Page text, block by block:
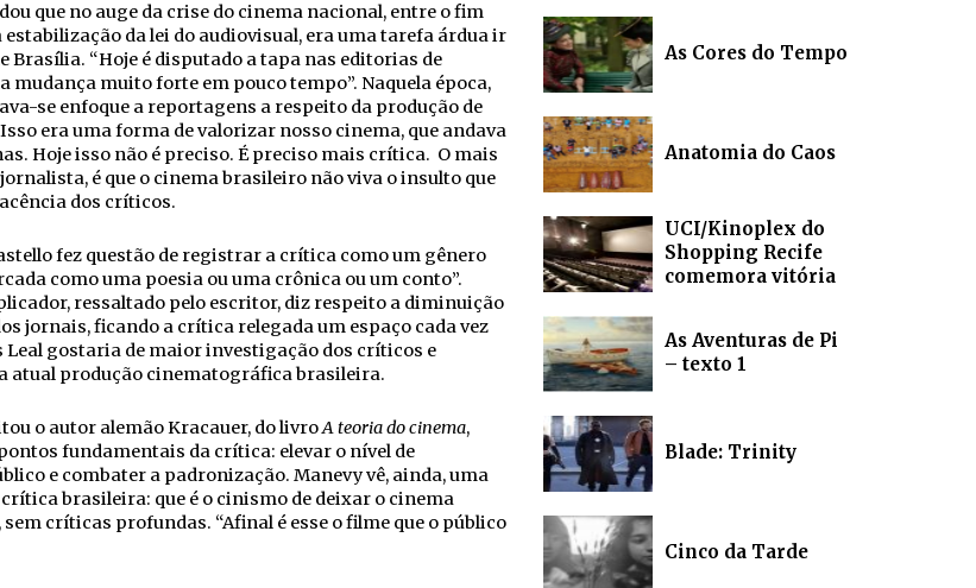
que no auge da crise do cinema nacional, entre o fim
estabilização da lei do audiovisual, era uma tarefa árdua ir
Brasília. “Hoje é disputado a tapa nas editorias de
mudança muito forte em pouco tempo”. Naquela época,
se enfoque a reportagens a respeito da produção de
era uma forma de valorizar nosso cinema, que andava
Hoje isso não é preciso. É preciso mais crítica. O mais
é que o cinema brasileiro não viva o insulto que
dos críticos.
fez questão de registrar a crítica como um gênero
como uma poesia ou uma crônica ou um conto”.
ressaltado pelo escritor, diz respeito a diminuição
jornais, ficando a crítica relegada um espaço cada vez
Leal gostaria de maior investigação dos críticos e
atual produção cinematográfica brasileira.
o autor alemão Kracauer, do livroA teoria do cinema,
fundamentais da crítica: elevar o nível de
e combater a padronização. Manevy vê, ainda, uma
brasileira: que é o cinismo de deixar o cinema
críticas profundas. “Afinal é esse o filme que o público
As Cores do Tempo
Anatomia do Caos
UCI/Kinoplex do
Shopping Recife
comemora vitória
As Aventuras de Pi
– texto 1
Blade: Trinity
Cinco da Tarde